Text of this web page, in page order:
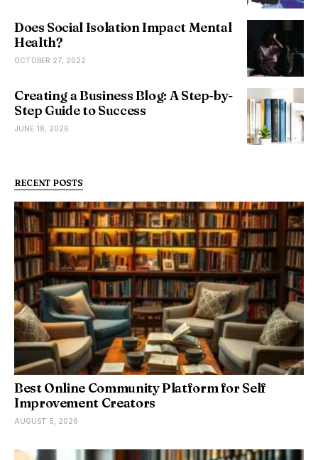
Does Social Isolation Impact Mental
Health?
OCTOBER 27, 2022
Creating a Business Blog: A Step-by-
Step Guide to Success
JUNE 18, 2026
RECENT POSTS
Best Online Community Platform for Self
Improvement Creators
AUGUST 5, 2026